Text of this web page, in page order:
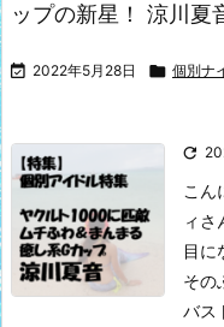
ップの新星！ 涼川夏
 2022年5月28日  個別ナ

こん
ィさ
目に
その
バス